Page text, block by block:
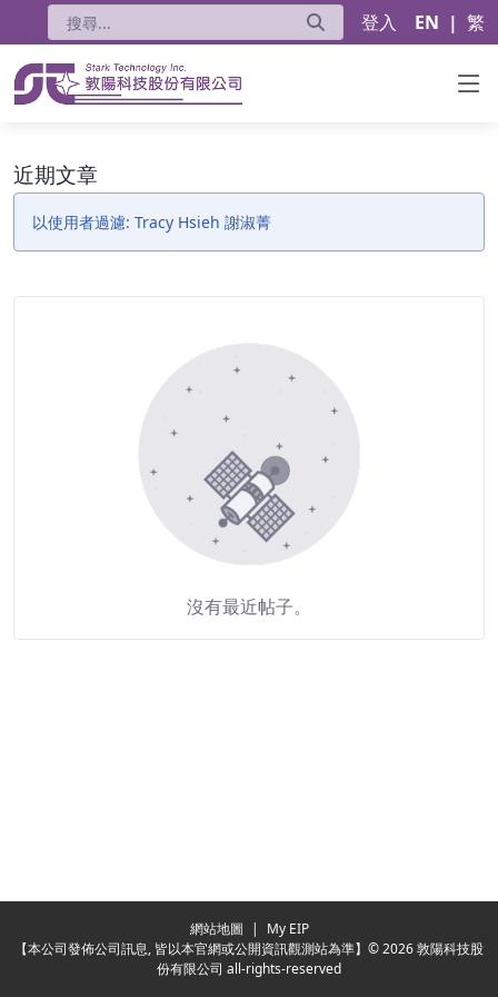
登入 EN | 繁
近期文章
以使用者過濾: Tracy Hsieh 謝淑菁
沒有最近帖子。
網站地圖 |
My EIP
【本公司發佈公司訊息, 皆以本官網或公開資訊觀測站為準】© 2026 敦陽科技股
份有限公司 all-rights-reserved